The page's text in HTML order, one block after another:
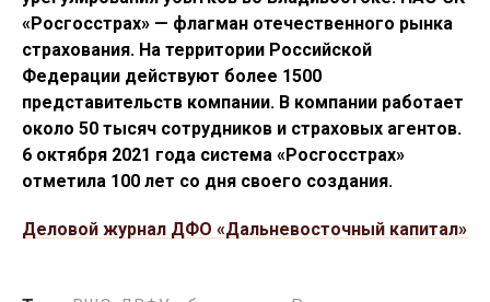
«Росгосстрах» — флагман отечественного рынка
страхования. На территории Российской
Федерации действуют более 1500
представительств компании. В компании работает
около 50 тысяч сотрудников и страховых агентов.
6 октября 2021 года система «Росгосстрах»
отметила 100 лет со дня своего создания.
Деловой журнал ДФО «Дальневосточный капитал»